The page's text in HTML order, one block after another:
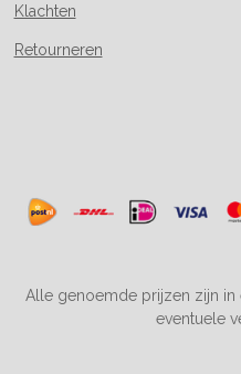
Klachten
Retourneren
Alle genoemde prijzen zijn in
eventuele